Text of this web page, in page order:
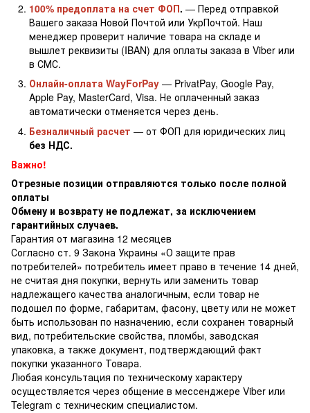
100% предоплата на счет ФОП. — Перед отправкой
Вашего заказа Новой Почтой или УкрПочтой. Наш
менеджер проверит наличие товара на складе и
вышлет реквизиты (IBAN) для оплаты заказа в Viber или
в СМС.
Онлайн-оплата WayForPay — PrivatPay, Google Pay,
Apple Pay, MasterCard, Visa. Не оплаченный заказ
автоматически отменяется через день.
Безналичный расчет — от ФОП для юридических лиц
без НДС.
Важно!
Отрезные позиции отправляются только после полной
оплаты
Обмену и возврату не подлежат, за исключением
гарантийных случаев.
Гарантия от магазина 12 месяцев
Согласно ст. 9 Закона Украины «О защите прав
потребителей» потребитель имеет право в течение 14 дней,
не считая дня покупки, вернуть или заменить товар
надлежащего качества аналогичным, если товар не
подошел по форме, габаритам, фасону, цвету или не может
быть использован по назначению, если сохранен товарный
вид, потребительские свойства, пломбы, заводская
упаковка, а также документ, подтверждающий факт
покупки указанного Товара.
Любая консультация по техническому характеру
осуществляется через общение в мессенджере Viber или
Telegram с техническим специалистом.